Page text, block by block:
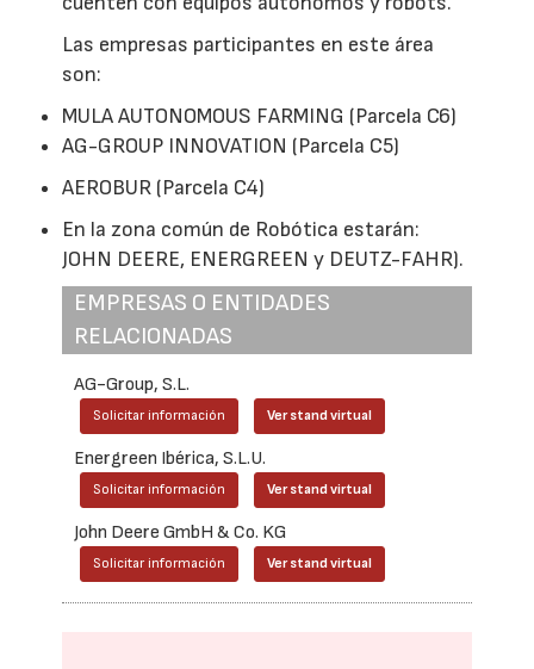
Las empresas participantes en este área
son:
MULA AUTONOMOUS FARMING (Parcela C6)
AG-GROUP INNOVATION (Parcela C5)
AEROBUR (Parcela C4)
En la zona común de Robótica estarán:
JOHN DEERE, ENERGREEN y DEUTZ-FAHR).
EMPRESAS O ENTIDADES
RELACIONADAS
AG-Group, S.L.
Solicitar información Ver stand virtual
Energreen Ibérica, S.L.U.
Solicitar información Ver stand virtual
John Deere GmbH & Co. KG
Solicitar información Ver stand virtual